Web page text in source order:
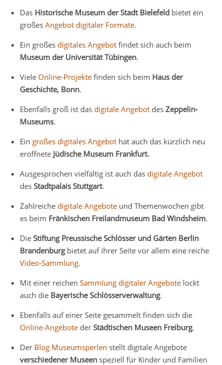
Das Historische Museum der Stadt Bielefeld bietet ein
großes Angebot digitaler Formate.
Ein großes digitales Angebot findet sich auch beim
Museum der Universität Tübingen.
Viele Online-Projekte finden sich beim Haus der
Geschichte, Bonn.
Ebenfalls groß ist das digitale Angebot des Zeppelin-
Museums.
Ein großes digitales Angebot hat auch das kürzlich neu
eröffnete Jüdische Museum Frankfurt.
Ausgesprochen vielfältig ist auch das digitale Angebot
des Stadtpalais Stuttgart.
Zahlreiche digitale Angebote und Themenwochen gibt
es beim Fränkischen Freilandmuseum Bad Windsheim.
Die Stiftung Preussische Schlösser und Gärten Berlin
Brandenburgbietet auf ihrer Seite vor allem eine reiche
Video-Sammlung.
Mit einer reichen Sammlung digitaler Angebote lockt
auch die Bayerische Schlösserverwaltung.
Ebenfalls auf einer Seite gesammelt finden sich die
Online-Angebote der Städtischen Museen Freiburg.
Der Blog Museumsperlen stellt digitale Angebote
verschiedener Museen speziell für Kinder und Familien